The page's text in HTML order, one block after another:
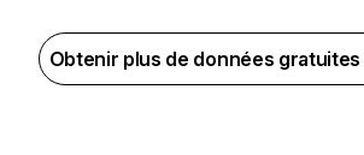
Obtenir plus de données